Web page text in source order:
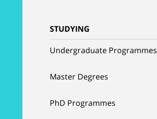
STUDYING
Undergraduate Programmes
Master Degrees
PhD Programmes